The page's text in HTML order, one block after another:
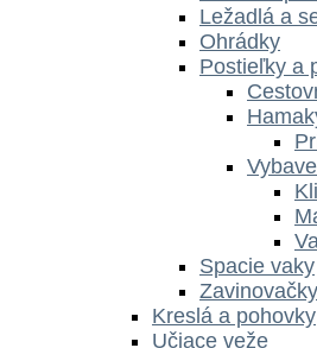
Ležadlá a
Ohrádky
Postieľky a
Spacie vaky
Zavinovačky
Kreslá a pohovky
Učiace veže